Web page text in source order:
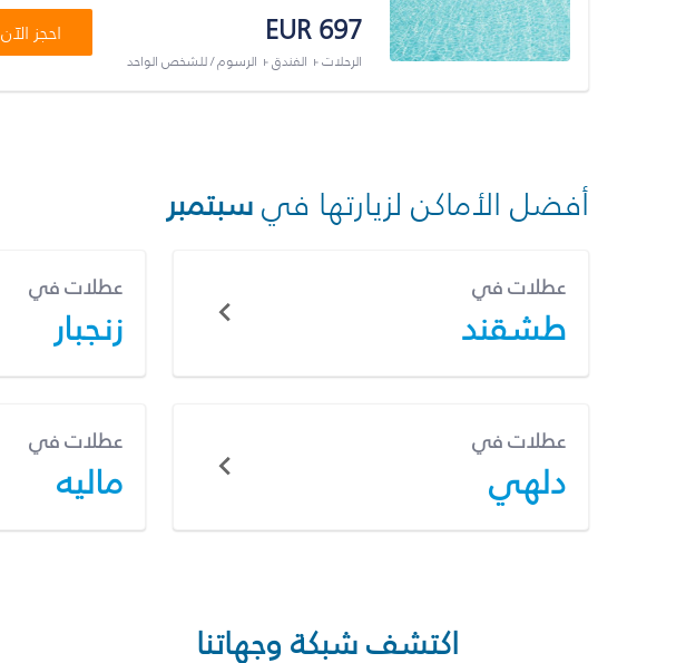
EUR 697
الرحلات + الفندق + الرسوم / للشخص الواحد
احجز الآن
أفضل الأماكن لزيارتها فيسبتمبر
عطلات في
طشقند
عطلات في
زنجبار
عطلات في
دلهي
عطلات في
ماليه
اكتشف شبكة وجهاتنا